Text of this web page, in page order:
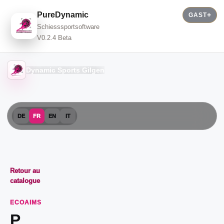
PureDynamic
Schiesssportsoftware
V0.2.4 Beta
GAST
Dynamic Sports Gilgen
DE FR EN IT
Retour au
catalogue
ECOAIMS
P